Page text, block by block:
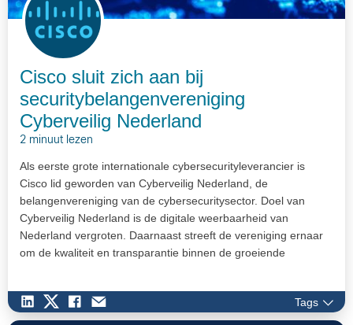
Cisco sluit zich aan bij
securitybelangenvereniging
Cyberveilig Nederland
2 minuut lezen
Als eerste grote internationale cybersecurityleverancier is
Cisco lid geworden van Cyberveilig Nederland, de
belangenvereniging van de cybersecuritysector. Doel van
Cyberveilig Nederland is de digitale weerbaarheid van
Nederland vergroten. Daarnaast streeft de vereniging ernaar
om de kwaliteit en transparantie binnen de groeiende
Tags